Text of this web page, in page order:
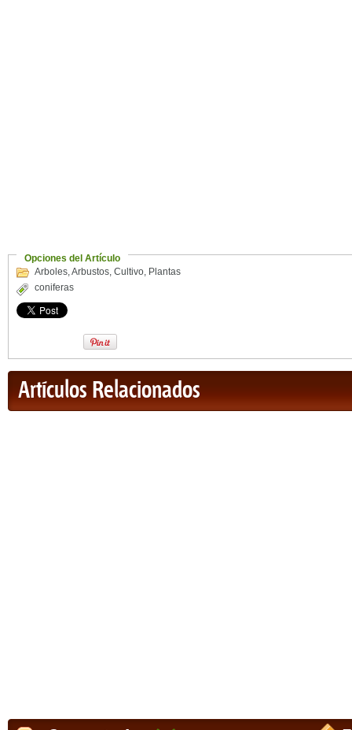
Opciones del Artículo
Arboles,Arbustos, Cultivo, Plantas
coniferas
Artículos Relacionados